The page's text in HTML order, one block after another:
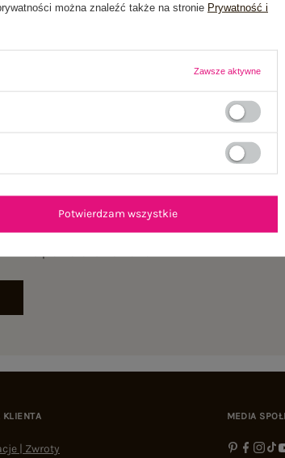
KLIENTA
| Zwroty
MEDIA
można znaleźć także na stronie Prywatność i
Zawsze aktywne
Potwierdzam wszystkie